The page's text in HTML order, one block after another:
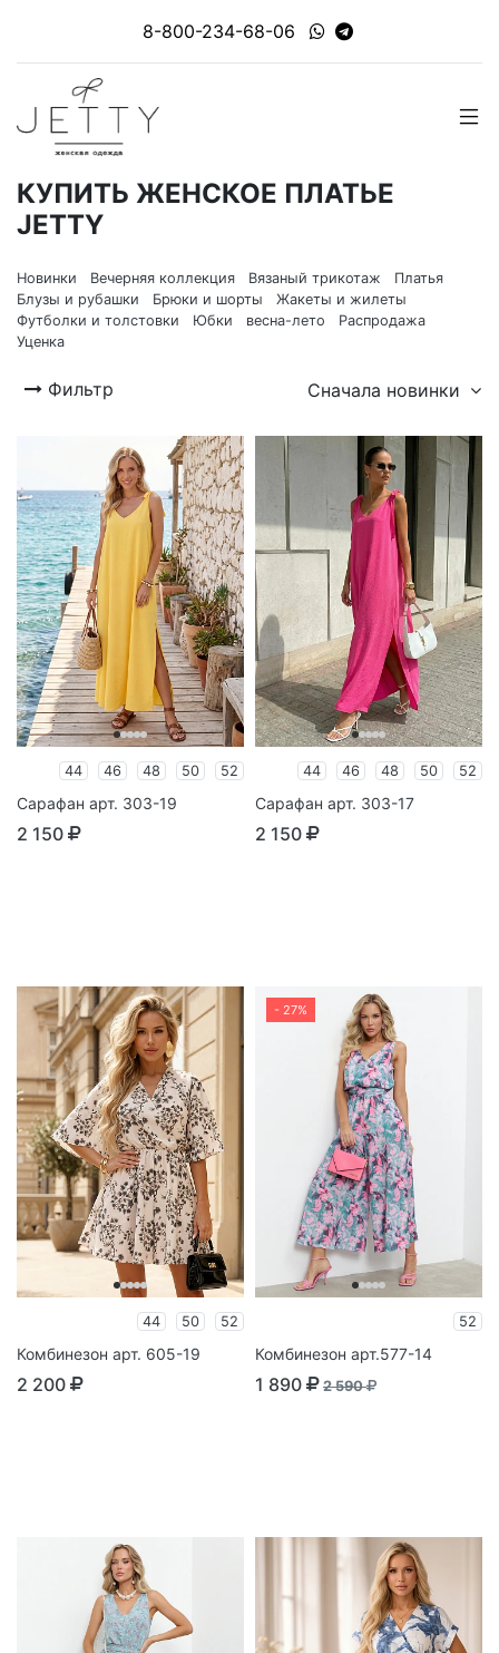
8-800-234-68-06
КУПИТЬ ЖЕНСКОЕ ПЛАТЬЕ
JETTY
Новинки Вечерняя коллекция Вязаный трикотаж
Платья
Блузы и рубашки
Брюки и шорты
Жакеты и жилеты
Футболки и толстовки
Юбки весна-лето
Распродажа
Уценка
Фильтр Сначала новинки
44 46 48 50 52
Сарафан арт. 303-19
2 150
44 46 48 50 52
Сарафан арт. 303-17
2 150
44 50 52
Комбинезон арт. 605-19
2 200
- 27%
52
Комбинезон арт.577-14
1 890 2 590